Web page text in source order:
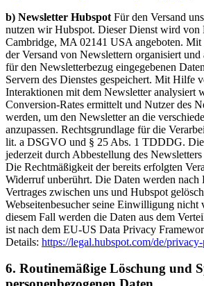
b) Newsletter Hubspot Für den Versand
nutzen wir Hubspot. Dieser Dienst wird von
Cambridge, MA 02141 USA angeboten. Mit
der Versand von Newslettern organisiert
für den Newsletterbezug eingegebenen
Servern des Dienstes gespeichert. Mit Hilfe
Interaktionen mit dem Newsletter analysiert
Conversion-Rates ermittelt und Nutzer des
werden, um den Newsletter an die
anzupassen. Rechtsgrundlage für die
lit. a DSGVO und § 25 Abs. 1 TDDDG.
jederzeit durch Abbestellung des
Die Rechtmäßigkeit der bereits erfolgten
Widerruf unberührt. Die Daten werden nach
Vertrages zwischen uns und Hubspot
Webseitenbesucher seine Einwilligung
diesem Fall werden die Daten aus dem
ist nach dem EU-US Data Privacy
Details: https://legal.hubspot.com/de/
6. Routinemäßige Löschung und